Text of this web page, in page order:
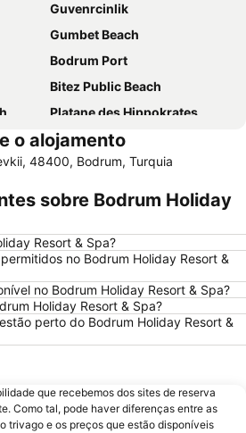
Guvenrcinlik
Gumbet Beach
Bodrum Port
Bitez Public Beach
Platane des Hippokrates
Marina Yacht Club
Porto of Kos
Gulluk Limani
o alojamento
48400, Bodrum, Turquia
sobre Bodrum Holiday
Resort & Spa?
no Bodrum Holiday Resort &
no Bodrum Holiday Resort & Spa?
Holiday Resort & Spa?
perto do Bodrum Holiday Resort &
que recebemos dos sites de reserva
Como tal, pode haver diferenças entre as
trivago e os preços que estão disponíveis